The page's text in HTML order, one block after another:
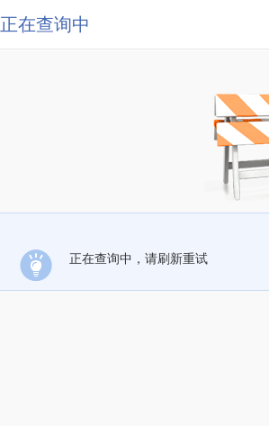
正在查询中
正在查询中，请刷新重试